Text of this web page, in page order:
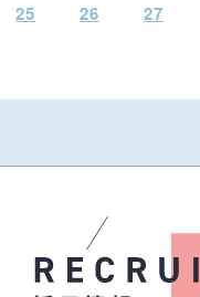
25 26 27